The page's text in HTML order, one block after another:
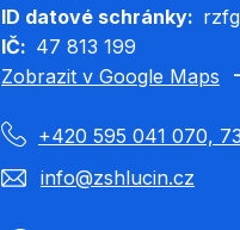
ID datové schránky
IČ
47 813 199
Zobrazit v Google Maps
+420 595 041 070,
info@zshlucin.cz